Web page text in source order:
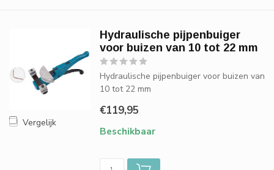
Vergelijk
Hydraulische pijpenbuiger
voor buizen van 10 tot 22 mm
Hydraulische pijpenbuiger voor buizen van
10 tot 22 mm
€119,95
Beschikbaar